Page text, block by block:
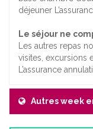
déjeuner
Le séjour ne
Les autres repas
visites, excursions
L’assurance
Autres week